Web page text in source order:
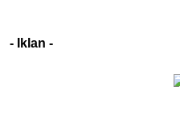
- Iklan -